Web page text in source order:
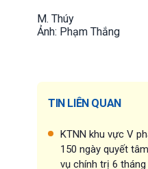
M. Thúy
Ảnh: Phạm Thắng
TIN LIÊN QUAN
KTNN khu vực V
150 ngày quyết
vụ chính trị 6